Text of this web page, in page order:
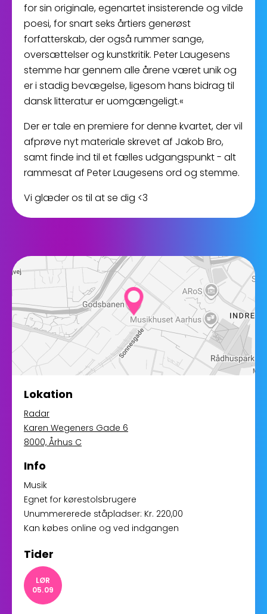
for sin originale, egenartet insisterende og vilde
poesi, for snart seks årtiers generøst
forfatterskab, der også rummer sange,
oversættelser og kunstkritik. Peter Laugesens
stemme har gennem alle årene været unik og
er i stadig bevægelse, ligesom hans bidrag til
dansk litteratur er uomgængeligt.«
Der er tale en premiere for denne kvartet, der vil
afprøve nyt materiale skrevet af Jakob Bro,
samt finde ind til et fælles udgangspunkt - alt
rammesat af Peter Laugesens ord og stemme.
Vi glæder os til at se dig <3
Lokation
Radar
Karen Wegeners Gade 6
8000, Århus C
Info
Musik
Egnet for kørestolsbrugere
Unummererede ståpladser: Kr. 220,00
Kan købes online og ved indgangen
Tider
LØR
05.09